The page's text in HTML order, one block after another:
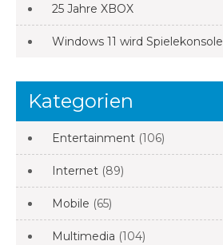
25 Jahre XBOX
Windows 11 wird Spielekonsole
Kategorien
Entertainment (106)
Internet (89)
Mobile (65)
Multimedia (104)